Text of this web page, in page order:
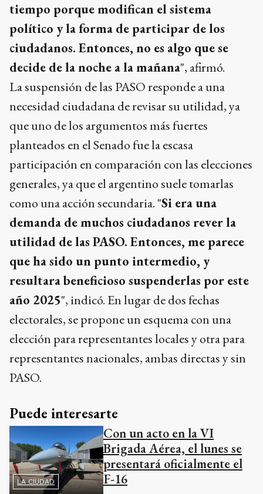
tiempo porque modifican el sistema
político y la forma de participar de los
ciudadanos. Entonces, no es algo que se
decide de la noche a la mañana", afirmó.
La suspensión de las PASO responde a una
necesidad ciudadana de revisar su utilidad, ya
que uno de los argumentos más fuertes
planteados en el Senado fue la escasa
participación en comparación con las elecciones
generales, ya que el argentino suele tomarlas
como una acción secundaria. "Si era una
demanda de muchos ciudadanos rever la
utilidad de las PASO. Entonces, me parece
que ha sido un punto intermedio, y
resultara beneficioso suspenderlas por este
año 2025", indicó. En lugar de dos fechas
electorales, se propone un esquema con una
elección para representantes locales y otra para
representantes nacionales, ambas directas y sin
PASO.
Puede interesarte
LA CIUDAD
Con un acto en la VI
Brigada Aérea, el lunes se
presentará oficialmente el
F-16